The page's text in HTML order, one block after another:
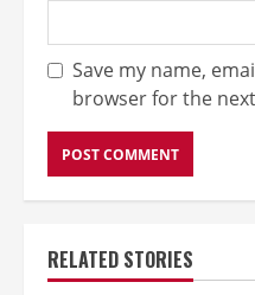
Save my name,
browser for the
RELATED STORIES